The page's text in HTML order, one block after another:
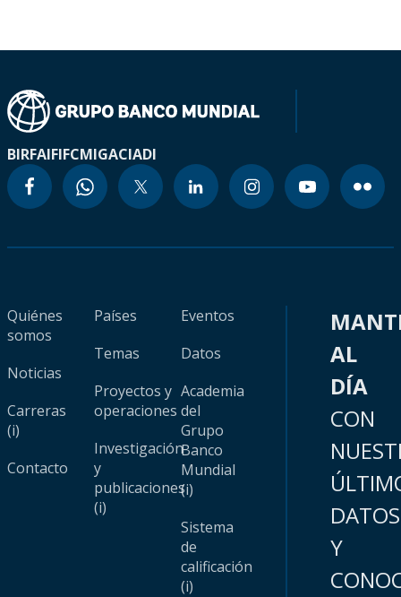
BIRFAIFIFCMIGACIADI
Quiénes
somos
Noticias
Carreras
(i)
Contacto
Países
Temas
Proyectos y
operaciones
Investigación
y
publicaciones
(i)
Eventos
Datos
Academia
del
Grupo
Banco
Mundial
(i)
Sistema
de
calificación
(i)
AL
DÍA
CON
DATOS
Y